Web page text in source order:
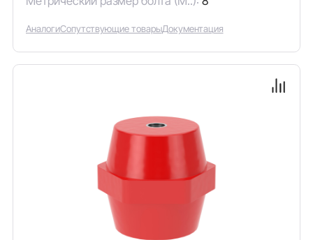
АналогиСопутствующие товарыДокументация